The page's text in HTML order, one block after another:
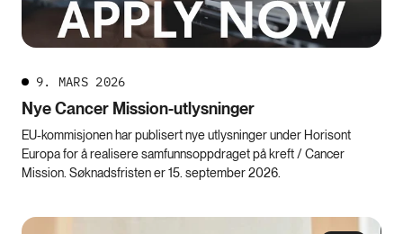
9. MARS 2026
Nye Cancer Mission-utlysninger
EU-kommisjonen har publisert nye utlysninger under Horisont
Europa for å realisere samfunnsoppdraget på kreft / Cancer
Mission. Søknadsfristen er 15. september 2026.